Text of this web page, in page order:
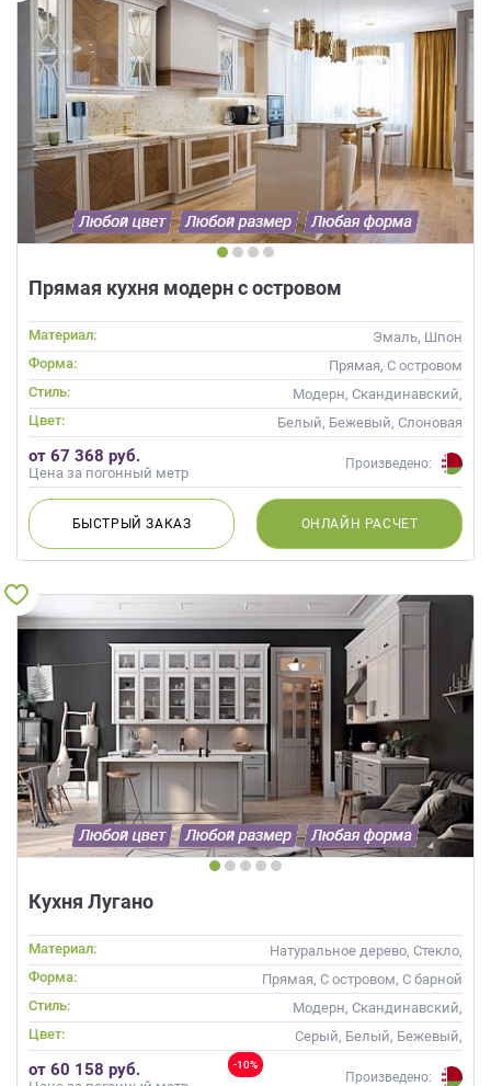
Прямая кухня модерн с островом
Материал:
Эмаль, Шпон
Форма:
Прямая, С островом
Стиль:
Модерн, Скандинавский,
Неоклассика, Современные
Цвет:
Белый, Бежевый, Слоновая
кость, Кремовый, Коричневый,
Капучино
от 67 368 руб.
Цена за погонный метр
Произведено:
БЫСТРЫЙЗАКАЗ ОНЛАЙН РАСЧЕТ
Кухня Лугано
Материал:
Натуральное дерево, Стекло,
Массив
Форма:
Прямая, С островом, С барной
стойкой
Стиль:
Модерн, Скандинавский,
Неоклассика, Современные
Цвет:
Серый, Белый, Бежевый,
Слоновая кость, Кремовый,
Капучино, Белый верх темный
-10%
от 60 158 руб. Произведено: